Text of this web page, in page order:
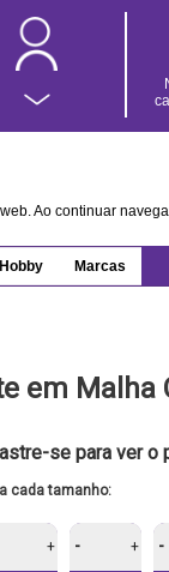
Ao continuar
Hobby Marcas
em Malha
se para ver o
cada tamanho:
+ - + -